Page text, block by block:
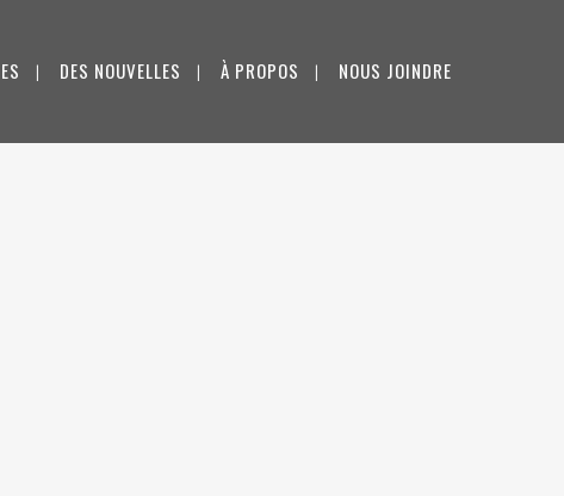
DES NOUVELLES À PROPOS NOUS JOINDRE